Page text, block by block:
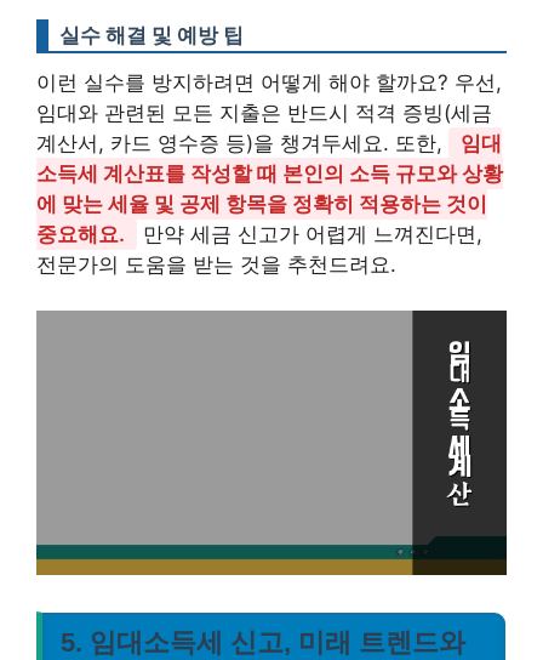
실수 해결 및 예방 팁
이런 실수를 방지하려면 어떻게 해야 할까요? 우선,
임대와 관련된 모든 지출은 반드시 적격 증빙(세금
계산서, 카드 영수증 등)을 챙겨두세요. 또한,
임대
소득세 계산표를 작성할 때 본인의 소득 규모와 상황
에 맞는 세율 및 공제 항목을 정확히 적용하는 것이
중요해요.
만약 세금 신고가 어렵게 느껴진다면,
전문가의 도움을 받는 것을 추천드려요.
5. 임대소득세 신고, 미래 트렌드와